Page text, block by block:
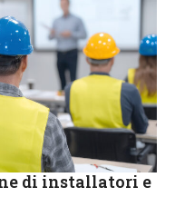
di installatori e